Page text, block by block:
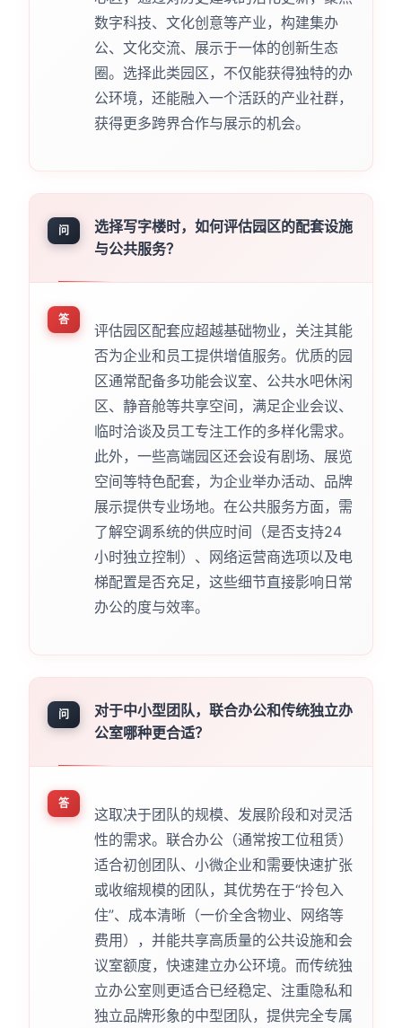
数字科技、文化创意等产业，构建集办
公、文化交流、展示于一体的创新生态
圈。选择此类园区，不仅能获得独特的办
公环境，还能融入一个活跃的产业社群，
获得更多跨界合作与展示的机会。
问
选择写字楼时，如何评估园区的配套设施
与公共服务？
答
评估园区配套应超越基础物业，关注其能
否为企业和员工提供增值服务。优质的园
区通常配备多功能会议室、公共水吧休闲
区、静音舱等共享空间，满足企业会议、
临时洽谈及员工专注工作的多样化需求。
此外，一些高端园区还会设有剧场、展览
空间等特色配套，为企业举办活动、品牌
展示提供专业场地。在公共服务方面，需
了解空调系统的供应时间（是否支持24
小时独立控制）、网络运营商选项以及电
梯配置是否充足，这些细节直接影响日常
办公的度与效率。
问
对于中小型团队，联合办公和传统独立办
公室哪种更合适？
答
这取决于团队的规模、发展阶段和对灵活
性的需求。联合办公（通常按工位租赁）
适合初创团队、小微企业和需要快速扩张
或收缩规模的团队，其优势在于“拎包入
住”、成本清晰（一价全含物业、网络等
费用），并能共享高质量的公共设施和会
议室额度，快速建立办公环境。而传统独
立办公室则更适合已经稳定、注重隐私和
独立品牌形象的中型团队，提供完全专属